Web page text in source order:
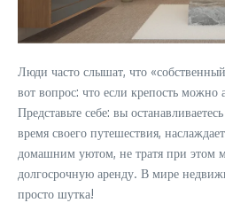
Люди часто слышат, что
вот вопрос: что если крепость можно
Представьте себе: вы
время своего путешествия,
домашним уютом, не тратя при этом
долгосрочную аренду. В мире
просто шутка!